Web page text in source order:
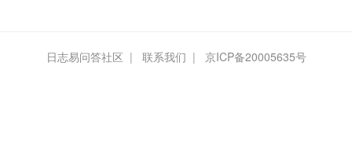
日志易问答社区 | 联系我们 | 京ICP备20005635号